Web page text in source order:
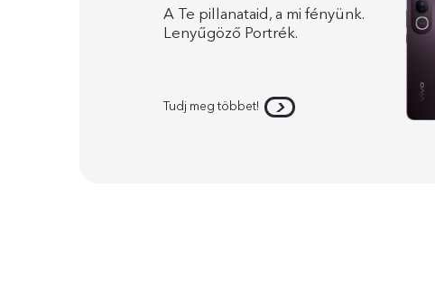
A Te pillanataid, a mi fényünk.
Lenyűgöző Portrék.
Tudj meg többet!